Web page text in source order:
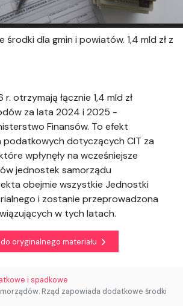
środki dla gmin i powiatów. 1,4 mld zł z
otrzymają łącznie 1,4 mld zł
za lata 2024 i 2025 -
Finansów. To efekt
podatkowych dotyczących CIT za
wpłynęły na wcześniejsze
jednostek samorządu
obejmie wszystkie Jednostki
i zostanie przeprowadzona
w tych latach.
oryginalnego materiału
i spadkowe
Rząd zapowiada dodatkowe środki